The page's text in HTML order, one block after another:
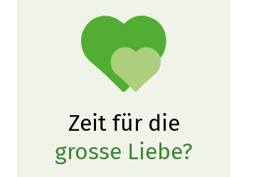
Zeit für die
grosse Liebe?